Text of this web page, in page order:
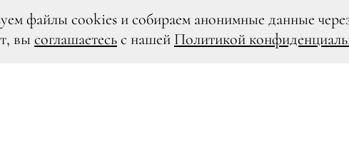
файлы cookies и собираем анонимные данные
вы соглашаетесьс нашей Политикой